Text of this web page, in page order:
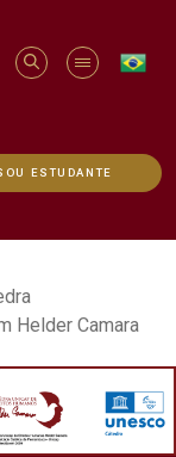
ESTUDANTE
da
Helder Camara